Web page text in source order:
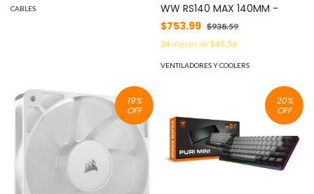
CABLES
WW RS140 MAX 140MM -
$753.99 $938.59
24meses de$45.56
VENTILADORES Y COOLERS
19%
OFF
20%
OFF